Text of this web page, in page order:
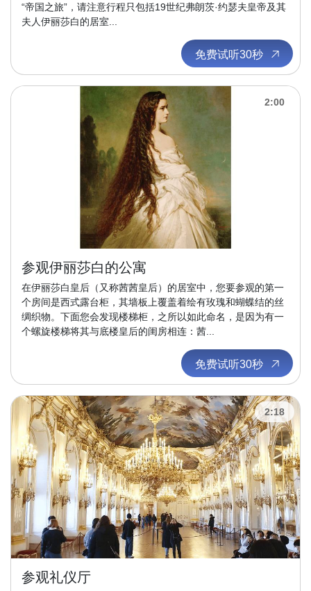
“帝国之旅”，请注意行程只包括19世纪弗朗茨·约瑟夫皇帝及其
夫人伊丽莎白的居室...
免费试听30秒
2:00
参观伊丽莎白的公寓
在伊丽莎白皇后（又称茜茜皇后）的居室中，您要参观的第一
个房间是西式露台柜，其墙板上覆盖着绘有玫瑰和蝴蝶结的丝
绸织物。下面您会发现楼梯柜，之所以如此命名，是因为有一
个螺旋楼梯将其与底楼皇后的闺房相连：茜...
免费试听30秒
2:18
参观礼仪厅